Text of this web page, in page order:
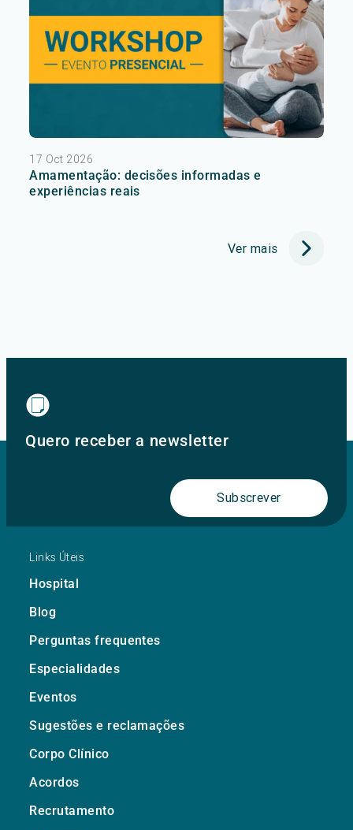
17 Oct 2026
Amamentação: decisões informadas e
experiências reais
Ver mais
Quero receber a newsletter
Subscrever
Links Úteis
Hospital
Blog
Perguntas frequentes
Especialidades
Eventos
Sugestões e reclamações
Corpo Clínico
Acordos
Recrutamento